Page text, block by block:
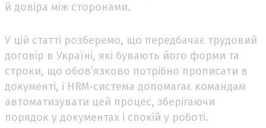
й довіра між сторонами.
У цій статті розберемо, що передбачає трудовий
договір в Україні, які бувають його форми та
строки, що обов’язково потрібно прописати в
документі, і HRM-система допомагає командам
автоматизувати цей процес, зберігаючи
порядок у документах і спокій у роботі.